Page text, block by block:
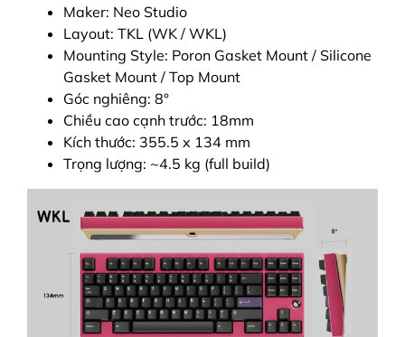
Maker: Neo Studio
Layout: TKL (WK / WKL)
Mounting Style: Poron Gasket Mount / Silicone
Gasket Mount / Top Mount
Góc nghiêng: 8°
Chiều cao cạnh trước: 18mm
Kích thước: 355.5 x 134 mm
Trọng lượng: ~4.5 kg (full build)